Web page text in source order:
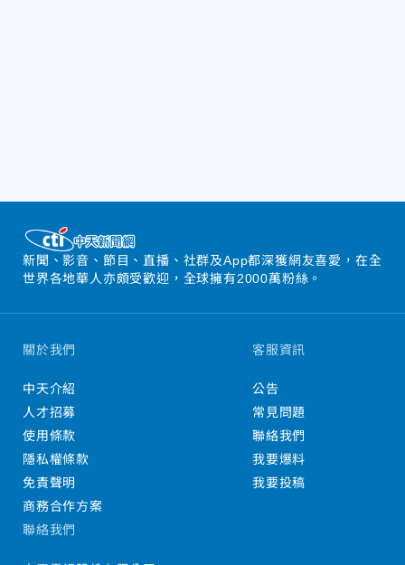
新聞、影音、節目、直播、社群及App都深獲網友喜愛，在全
世界各地華人亦頗受歡迎，全球擁有2000萬粉絲。
關於我們
中天介紹
人才招募
使用條款
隱私權條款
免責聲明
商務合作方案
客服資訊
公告
常見問題
聯絡我們
我要爆料
我要投稿
聯絡我們